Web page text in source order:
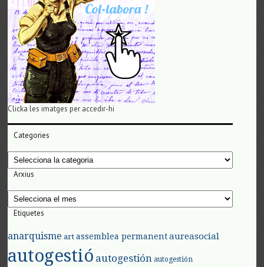
Clicka les imatges per accedir-hi
Categories
Categories
Arxius
Arxius
Etiquetes
anarquisme art assemblea permanent aureasocial
autogestió autogestión autogestión